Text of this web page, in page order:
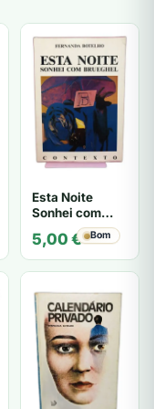
Esta Noite
Sonhei com
Brueghel -
Fernanda
Botelho
5,00€ Bom